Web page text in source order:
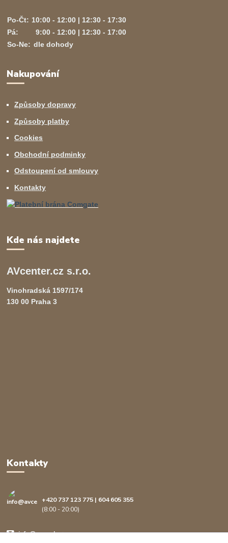
Po-Čt: 10:00 - 12:00 | 12:30 - 17:30
Pá:
9:00 - 12:00 | 12:30 - 17:00
So-Ne: dle dohody
Nakupování
Způsoby dopravy
Způsoby platby
Cookies
Obchodní podminky
Odstoupení od smlouvy
Kontakty
Kde nás najdete
AVcenter.cz s.r.o.
Vinohradská 1597/174
130 00 Praha 3
Kontakty
+420 737 123 775 | 604 605 355
(8:00 - 20:00)
info@avcenter.cz